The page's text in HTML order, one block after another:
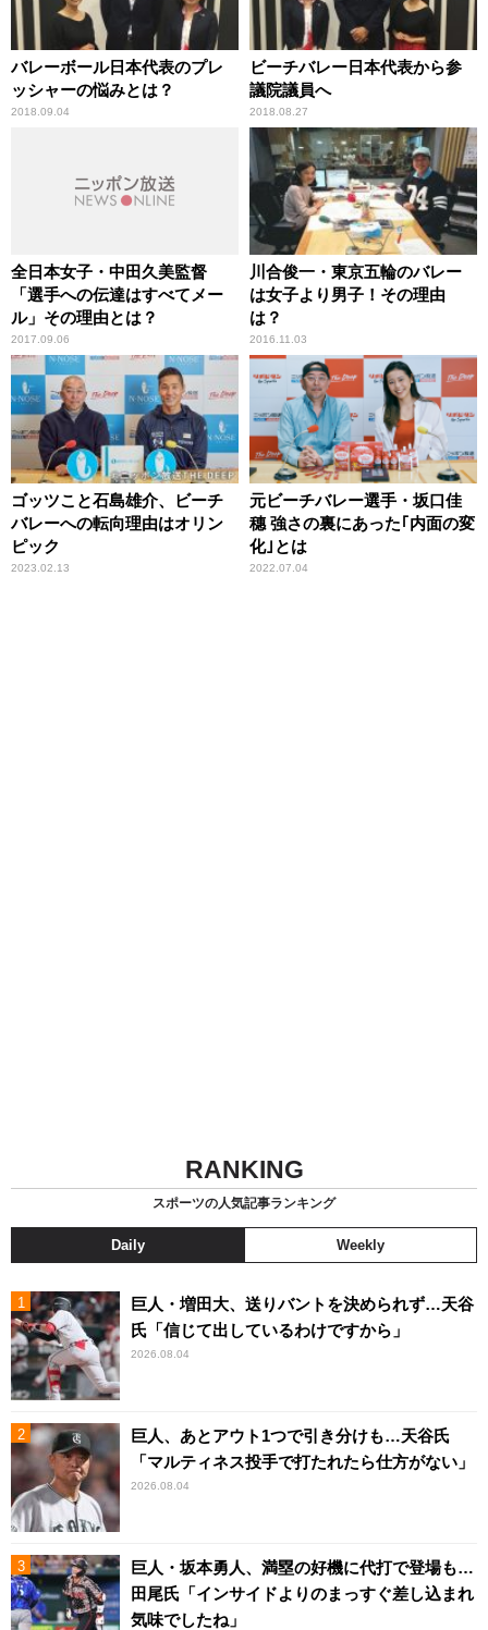
バレーボール日本代表のプレ
ッシャーの悩みとは？
2018.09.04
ビーチバレー日本代表から参
議院議員へ
2018.08.27
全日本女子・中田久美監督
「選手への伝達はすべてメー
ル」その理由とは？
2017.09.06
川合俊一・東京五輪のバレー
は女子より男子！その理由
は？
2016.11.03
ゴッツこと石島雄介、ビーチ
バレーへの転向理由はオリン
ピック
2023.02.13
元ビーチバレー選手・坂口佳
穗 強さの裏にあった｢内面の変
化｣とは
2022.07.04
RANKING
スポーツの人気記事ランキング
Daily Weekly
巨人・増田大、送りバントを決められず…天谷
氏「信じて出しているわけですから」
2026.08.04
巨人、あとアウト1つで引き分けも…天谷氏
「マルティネス投手で打たれたら仕方がない」
2026.08.04
巨人・坂本勇人、満塁の好機に代打で登場も…
田尾氏「インサイドよりのまっすぐ差し込まれ
気味でしたね」